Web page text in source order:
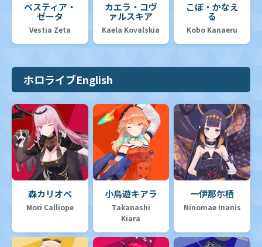
ベスティア・
ゼータ
Vestia Zeta
カエラ・コヴ
ァルスキア
Kaela Kovalskia
こぼ・かなえ
る
Kobo Kanaeru
ホロライブEnglish
森カリオペ
Mori Calliope
小鳥遊キアラ
Takanashi
Kiara
一伊那尓栖
Ninomae Inanis